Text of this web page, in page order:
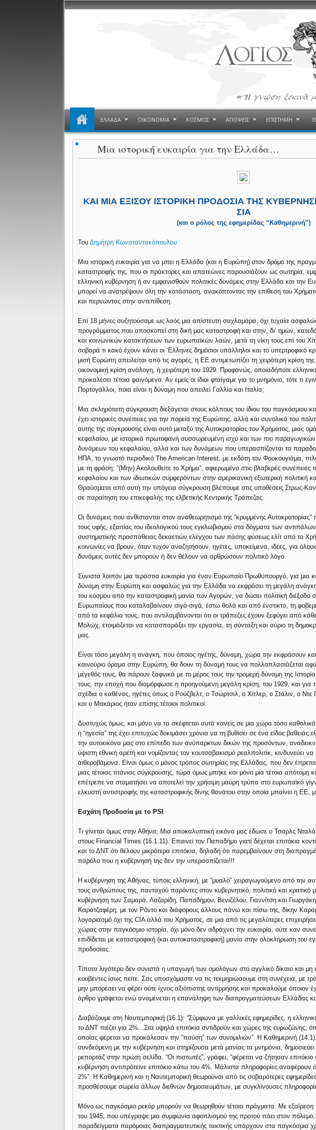
ΕΛΛΑΔΑ ΟΙΚΟΝΟΜΙΑ ΚΟΣΜΟΣ ΑΠΟΨΕΙΣ ΕΠΙΣΤΗΜΗ
Μια ιστορική ευκαιρία για την Ελλάδα…
ΚΑΙ ΜΙΑ ΕΞΙΣΟΥ ΙΣΤΟΡΙΚΗ ΠΡΟΔΟΣΙΑ ΤΗΣ
ΣΙΑ
(και ο ρόλος της εφημερίδας “Καθημερινή”)
ΤουΔημήτρη Κωνσταντακόπουλου
Μια ιστορική ευκαιρία για να μπει η Ελλάδα (και η Ευρώπη) στον δρόμο της
καταστροφής της, που οι πράκτορες και απατεώνες παρουσιάζουν ως σωτηρία,
ελληνική κυβέρνηση ή αν εμφανισθούν πολιτικές δυνάμεις στην Ελλάδα και την
μπορεί να ανατρέψουν όλη την κατάσταση, ανακόπτοντας την επίθεση του
και περνώντας στην αντεπίθεση.
Επί 18 μήνες συζητούσαμε ως λαός μια απίστευτη σαχλαμάρα, όχι τυχαία
προγράμματος που αποσκοπεί στη δική μας καταστροφή και στην, δι’ ημών,
και κοινωνικών κατακτήσεων των ευρωπαϊκών λαών, μετά τη νίκη τους επί του
σοβαρά τι κακό έχουν κάνει οι ‘Eλληνες δημόσιοι υπάλληλοι και το υπερτροφικό
μισή Ευρώπη απειλείται από τις αγορές, η ΕΕ αντιμετωπίζει τη χειρότερη κρίση
οικονομική κρίση ανάλογη, ή χειρότερη του 1929. Προφανώς, οποιαδήποτε
προκαλέσει τέτοια φαινόμενα. Αν εμείς oι ίδιοι φταίγαμε για το μνημόνιο, τότε τι
Πορτογάλλοι, ποια είναι η δύναμη που απειλεί Γαλλία και Ιταλία;
Μια σκληρότατη σύγκρουση διεξάγεται στους κόλπους του ίδιου του παγκόσμιου
έχει ιστορικές συνέπειες για την πορεία της Ευρώπης, αλλά και συνολικά του
αυτής της σύγκρουσης είναι αυτό μεταξύ της Αυτοκρατορίας του Χρήματος, μιας
κεφαλαίου, με ιστορικά πρωτοφανή συσσωρευμένη ισχύ και των πιο
δυνάμεων του κεφαλαίου, αλλά και των δυνάμεων που υπερασπίζονται τα
HΠΑ, το γνωστό περιοδικό The American Interest, με εκδότη τον Φουκουγιάμα,
με τη φράση: “(Mην) Ακολουθείτε το Χρήμα”, αφιερωμένο στις βλαβερές συνέπειες
κεφαλαίου και των ιδιωτικών συμφερόντων στην αμερικανική εξωτερική πολιτική
Θραύσματα από αυτή την υπόγεια σύγκρουση βλέπουμε στις υποθέσεις Στρως-
σε παραίτηση του επικεφαλής της ελβετικής Κεντρικής Τράπεζας.
Οι δυνάμεις που ανθίστανται στον αναθεωρητισμό της “κρυμμένης Αυτοκρατορίας”
τους υφής, εξαιτίας του ιδεολογικού τους εγκλωβισμού στα δόγματα των αντιπάλων
συστηματικής προσπάθειας δεκαετιών ελέγχου των πάσης φύσεως ελίτ από το
κοινωνίες να βρουν, όταν τυχόν αναζητήσουν, ηγέτες, υποκείμενα, ιδέες, για
δυνάμεις αυτές δεν μπορούν ή δεν θέλουν να αρθρώσουν πολιτικό λόγο.
Συνιστά λοιπόν μια τεράστια ευκαιρία για έναν Ευρωπαίο Πρωθυπουργό, για μια
δύναμη στην Ευρώπη και ασφαλώς για την Ελλάδα να εκφράσει τη μεγάλη
του κόσμου από την καταστροφική μανία των Αγορών, να δώσει πολιτική διέξοδο
Ευρωπαίους που καταλαβαίνουν σιγά-σιγά, έστω θολά και από ένστικτο, τη
από τα κεφάλια τους, που αντιλαμβάνονται ότι οι τράπεζες έχουν ξεφύγει από
Μολώχ, ετοιμάζεται να κατασπαράξει την εργασία, τη σύνταξη και αύριο τη
μας.
Είναι τόσο μεγάλη η ανάγκη, που όποιος ηγέτης, δύναμη, χώρα την εκφράσουν
καινούριο όραμα στην Ευρώπη, θα δουν τη δύναμή τους να πολλαπλασιάζεται
μέγεθός τους, θα πάρουν ξαφνικά με το μέρος τους την τρομερή δύναμη της
τους, την εποχή που διαμόρφωσε η προηγούμενη μεγάλη κρίση, του 1929, και για
σχέδια ο καθένας, ηγέτες όπως ο Ρούζβελτ, ο Τσώρτσιλ, ο Χίτλερ, ο Στάλιν, ο
και ο Μακάριος ήταν επίσης τέτοιοι πολιτικοί.
Δυστυχώς όμως, και μόνο να τα σκέφτεται αυτά κανείς σε μια χώρα τόσο
η “ηγεσία” της έχει επιτυχώς δοκιμάσει χρόνια να τη βυθίσει σε ένα είδος βαθειάς
την αυτοεικόνα μας στο επίπεδο των ανύπαρκτων δικών της προσόντων,
ύψιστη εθνική αρετή και νομίζοντας τον κουτσαβακισμό ρεαλπολιτίκ, κινδυνεύει
αιθεροβάμονα. Είναι όμως ο μόνος τρόπος σωτηρίας της Ελλάδας, που δεν
μιας τέτοιας τιτάνιας σύγκρουσης, τώρα όμως μπήκε και μόνο μια τέτοια απότομη
επέτρεπε να σταματήσει να αποτελεί την χρήσιμη μαύρη τρύπα στο ευρωπαϊκό
ελκυστή αντιστροφής της καταστροφικής δίνης θανάτου στην οποία μπαίνει η ΕΕ,
Εσχάτη Προδοσία με το PSI
Tι γίνεται όμως στην Αθήνα; Μια αποκαλυπτική εικόνα μας έδωσε ο Τσαρλς
στους Financial Times (16.1.11). Eπαινεί τον Παπαδήμο γιατί δέχεται επιτόκια
και το ΔΝΤ ότι θέλουν μικρότερα επιτόκια, δηλαδή ότι παρεμβαίνουν στη
παρόλο που η κυβέρνησή της δεν την υπερασπίζεται!!!
Η κυβέρνηση της Αθήνας, τύποις ελληνική, με “μυαλό” χειραγωγούμενο από την
τους ανθρώπους της, πανταχού παρόντες στον κυβερνητικό, πολιτικό και κρατικό
κυβέρνηση των Σαμαρά, Λαζαρίδη, Παπαδήμου, Βενιζέλου, Γιαννίτση και
Καρατζαφέρη, με τον Ρόντο και διάφορους άλλους πάνω και πίσω της, δίκην
λογαριασμό όχι της CIA αλλά του Χρήματος, σε μια από τις μεγαλύτερες
χώρας στην παγκόσμιο ιστορία, όχι μόνο δεν αδράχνει την ευκαιρία, ούτε καν
επιδίδεται με καταστροφική (και αυτοκαταστροφική) μανία στην ολοκλήρωση του
προδοσίας.
Τίποτα λιγότερο δεν συνιστά η υπαγωγή των ομολόγων στο αγγλικό δίκαιο και μη
κουβέντες ίσως πείτε. Σας υποσχόμαστε να τις τεκμηριώσουμε στη συνέχεια, με
μην μπορέσει να φέρει ούτε ίχνος αξιόπιστης αντίρρησης και προκαλούμε όποιον
άρθρο γράφεται ενώ αναμένεται η επανάληψη των διαπραγματεύσεων Ελλάδας
Διαβάζουμε στη Ναυτεμπορική (16.1): “Σύμφωνα με γαλλικές εφημερίδες, η
το ΔΝΤ πιέζει για 2%...Στα υψηλά επιτόκια αντιδρούν και χώρες της ευρωζώνης,
οποίας φέρεται να προκάλεσαν την “παύση” των συνομιλιών”. H Καθημερινή
συνδεόμενη με την κυβέρνηση και στηρίζουσα μετά μανίας τα μνημόνια,
ρεπορτάζ στην πρώτη σελίδα. “Οι πιστωτές”, γράφει, “φέρεται να ζήτησαν
κυβέρνηση αντιπρότεινε επιτόκιο κάτω του 4%. Μάλιστα πληροφορίες αναφέρουν
2%”. Η Καθημερινή και η Ναυτεμπορική θεωρούναι από τις σοβαρότερες
προσθέσουμε σωρεία άλλων διεθνών δημοσιευμάτων, με συγκλίνουσες
Μόνο ως παγκόσμιο ρεκόρ μπορούν να θεωρηθούν τέτοια πράγματα. Με εξαίρεση
του 1945, που υπέγραψε μια συμφωνία αφοπλισμού της προτού πάει στον
παραδείγματα παρόμοιας διαπραγματευτικής τακτικής υπάρχουν στα παγκόσμια